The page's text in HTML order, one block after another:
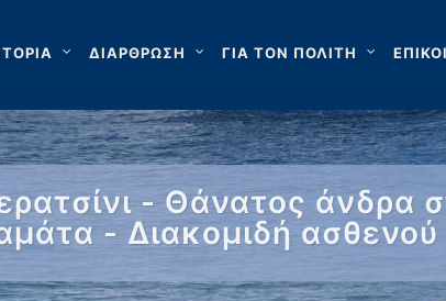
ΔΙΑΡΘΡΩΣΗ ΓΙΑ ΤΟΝ ΠΟΛΙΤΗ
- Θάνατος άνδρα
- Διακομιδή ασθενού